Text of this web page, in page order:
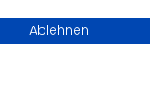
Ablehnen